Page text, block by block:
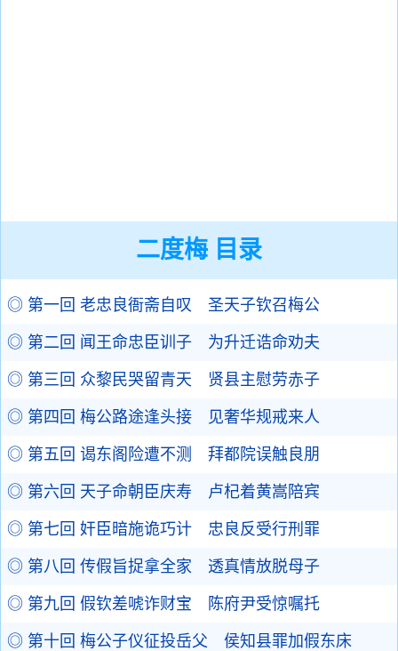
二度梅 目录
◎ 第一回 老忠良衙斋自叹 圣天子钦召梅公
◎ 第二回 闻王命忠臣训子 为升迁诰命劝夫
◎ 第三回 众黎民哭留青天 贤县主慰劳赤子
◎ 第四回 梅公路途逢头接 见奢华规戒来人
◎ 第五回 谒东阁险遭不测 拜都院误触良朋
◎ 第六回 天子命朝臣庆寿 卢杞着黄嵩陪宾
◎ 第七回 奸臣暗施诡巧计 忠良反受行刑罪
◎ 第八回 传假旨捉拿全家 透真情放脱母子
◎ 第九回 假钦差唬诈财宝 陈府尹受惊嘱托
◎ 第十回 梅公子仪征投岳父 侯知县罪加假东床